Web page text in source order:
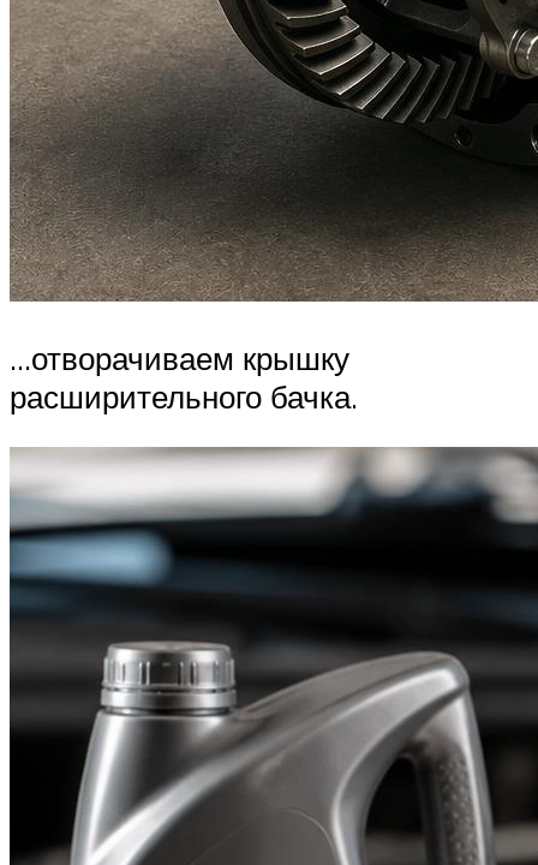
…отворачиваем крышку
расширительного бачка.